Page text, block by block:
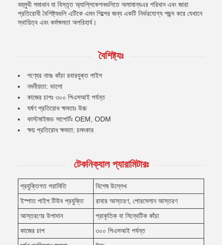
বহুমুখী সমাধান যা বিস্তৃত অ্যাপ্লিকেশনগুলিতে অসামান্যএর পরিধান এবং জারা
প্রতিরোধী বৈশিষ্ট্যগুলি এটিকে এমন শিল্পের জন্য একটি নির্ভরযোগ্য পছন্দ করে যেখানে
স্থায়িত্ব এবং কর্মক্ষমতা অপরিহার্য।
বৈশিষ্ট্যঃ
পণ্যের নামঃ কাঁচা রবারযুক্ত পাইপ
নমনীয়তা: ভালো
কাজের চাপঃ ৩০০ পিএসআই পর্যন্ত
ঘর্ষণ প্রতিরোধ ক্ষমতাঃ উচ্চ
কাস্টমাইজড সাপোর্টঃ OEM, ODM
ক্ষয় প্রতিরোধ ক্ষমতা: চমৎকার
টেকনিক্যাল প্যারামিটারঃ
প্রযুক্তিগত পরামিতি
বিশেষ উল্লেখ
ইস্পাত পাইপ টিউব প্রযুক্তি
রাবার আস্তরণ, পোরসেলান আস্তরণ
আস্তরণের উপাদান
প্রাকৃতিক বা সিন্থেটিক কাঁচা
কাজের চাপ
৩০০ পিএসআই পর্যন্ত